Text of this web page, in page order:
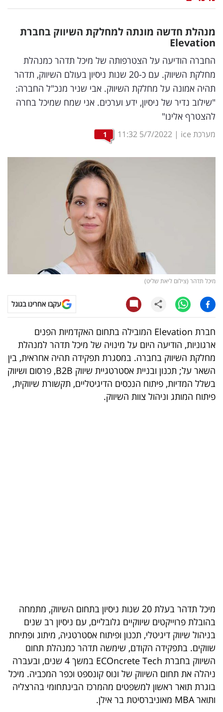
דיגיטל
וטק
שיווק
ופרסום
משפט
ומחקרים
עסקי
ספורט
קריירה
ולימודים
מינויים
הכלכלי
פודקאסט
40
UNDER
40
מנהלת חדשה מונתה למחלקת השיווק בחברת
Elevation
החברה הודיעה על הצטרפותה של מיכל תדהר כמנהלת
מחלקת השיווק. עם כ-20 שנות ניסיון בעולם השיווק, תדהר
תהיה אמונה על מחלקת השיווק. אבי שניר מנכ"ל החברה:
"שילוב נדיר של ניסיון, ידע וערכים. אני שמח שמיכל בחרה
להצטרף אלינו"
מערכת ice |
5/7/2022
11:32
1
מיכל תדהר (צילום ליאת שליט)
עקבו אחרינו בגוגל
חברת Elevation המובילה בתחום האקדמיות הפנים
ארגוניות, הודיעה היום על מינויה של מיכל תדהר למנהלת
מחלקת השיווק בחברה. במסגרת תפקידה תהיה אחראית, בין
השאר על; תכנון ובניית אסטרטגיית שיווק B2B, פרסום ושיווק
בשלל המדיות, פיתוח הנכסים הדיגיטליים, תקשורת שיווקית,
פיתוח המותג וניהול צוות השיווק.
מיכל תדהר בעלת 20 שנות ניסיון בתחום השיווק, מתמחה
בהובלת פרוייקטים שיווקיים גלובליים, עם ניסיון רב שנים
בניהול שיווק דיגיטלי, תכנון ופיתוח אסטרטגיה, מיתוג ופתיחת
שווקים. בתפקידה הקודם, שימשה תדהר כמנהלת תחום
השיווק בחברת ECOncrete Tech במשך 4 שנים, ובעברה
ניהלה את תחום השיווק של ונוס קונספט וכפר המכביה. מיכל
בוגרת תואר ראשון למשפטים מהמרכז הבינתחומי בהרצליה
ותואר MBA מאוניברסיטת בר אילן.